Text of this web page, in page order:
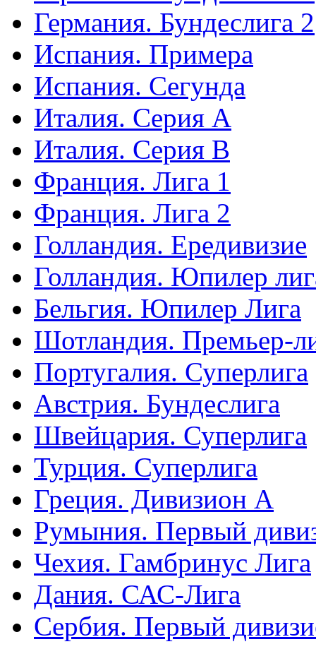
Германия. Бундеслига 2
Испания. Примера
Испания. Сегунда
Италия. Серия А
Италия. Серия B
Франция. Лига 1
Франция. Лига 2
Голландия. Ередивизие
Голландия. Юпилер
Бельгия. Юпилер Лига
Шотландия. Премьер-
Португалия. Суперлига
Австрия. Бундеслига
Швейцария. Суперлига
Турция. Суперлига
Греция. Дивизион А
Румыния. Первый
Чехия. Гамбринус Лига
Дания. САС-Лига
Сербия. Первый